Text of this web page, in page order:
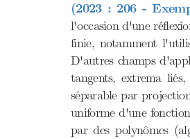
(2023 : 206 -
l'occasion d'une
finie, notamment
D'autres champs
tangents, extrema
séparable par
uniforme d'une
par des polynômes